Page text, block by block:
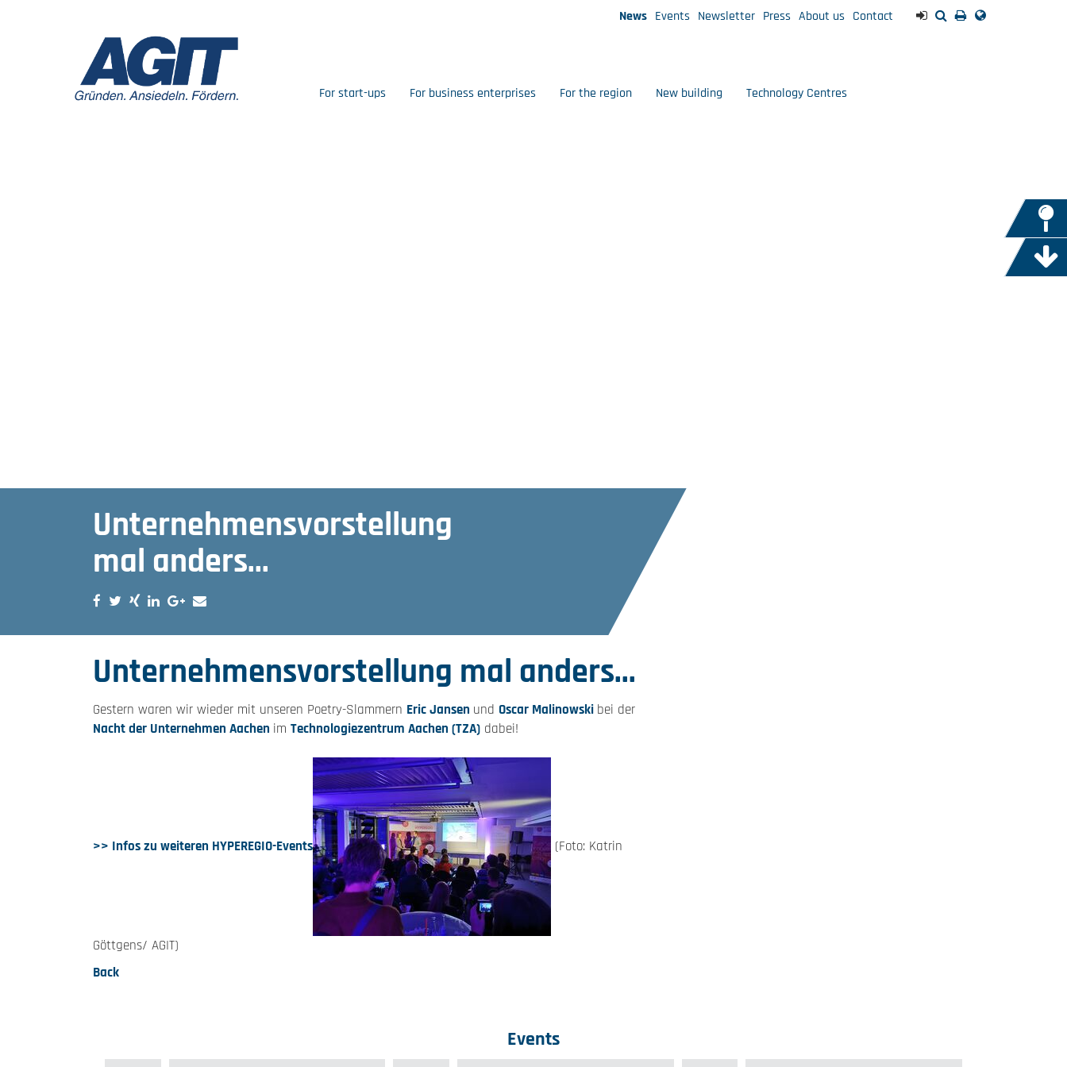
News Events Newsletter Press About us Contact
For start-ups For business enterprises For the region New building Technology Centres
Unternehmensvorstellung
mal anders...
Unternehmensvorstellung mal anders...
Gestern waren wir wieder mit unseren Poetry-Slammern Eric Jansen und Oscar Malinowski bei der
Nacht der Unternehmen Aachen im Technologiezentrum Aachen (TZA) dabei!
>> Infos zu weiteren HYPEREGIO-Events (Foto: Katrin
Göttgens/ AGIT)
Back
Events